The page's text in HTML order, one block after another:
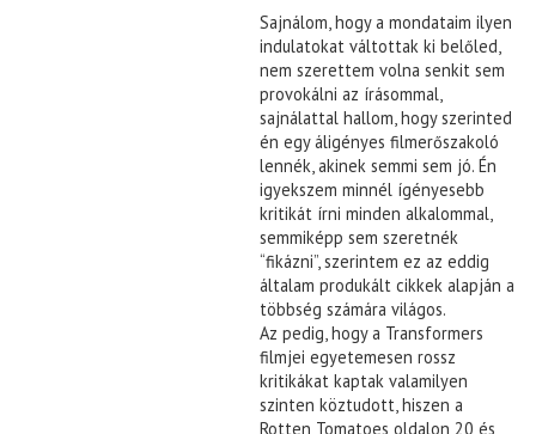
Sajnálom, hogy a mondataim ilyen
indulatokat váltottak ki belőled,
nem szerettem volna senkit sem
provokálni az írásommal,
sajnálattal hallom, hogy szerinted
én egy áligényes filmerőszakoló
lennék, akinek semmi sem jó. Én
igyekszem minnél ígényesebb
kritikát írni minden alkalommal,
semmiképp sem szeretnék
“fikázni”, szerintem ez az eddig
általam produkált cikkek alapján a
többség számára világos.
Az pedig, hogy a Transformers
filmjei egyetemesen rossz
kritikákat kaptak valamilyen
szinten köztudott, hiszen a
Rotten Tomatoes oldalon 20 és